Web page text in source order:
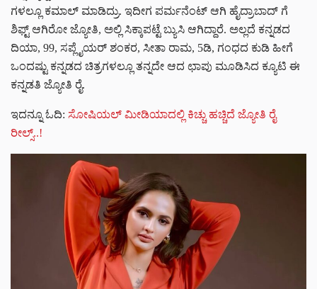
ಗಳಲ್ಲೂ ಕಮಾಲ್ ಮಾಡಿದ್ರು. ಇದೀಗ ಪರ್ಮನೆಂಟ್ ಆಗಿ ಹೈದ್ರಾಬಾದ್ ಗೆ
ಶಿಫ್ಟ್ ಆಗಿರೋ ಜ್ಯೋತಿ, ಅಲ್ಲಿ ಸಿಕ್ಕಾಪಟ್ಟೆ ಬ್ಯುಸಿ ಆಗಿದ್ದಾರೆ. ಅಲ್ಲದೆ ಕನ್ನಡದ
ದಿಯಾ, 99, ಸಪ್ಲೈಯರ್ ಶಂಕರ, ಸೀತಾ ರಾಮ, 5ಡಿ, ಗಂಧದ ಕುಡಿ ಹೀಗೆ
ಒಂದಷ್ಟು ಕನ್ನಡದ ಚಿತ್ರಗಳಲ್ಲೂ ತನ್ನದೇ ಆದ ಛಾಪು ಮೂಡಿಸಿದ ಕ್ಯೂಟಿ ಈ
ಕನ್ನಡತಿ ಜ್ಯೋತಿ ರೈ.
ಇದನ್ನೂ ಓದಿ: ಸೋಷಿಯಲ್ ಮೀಡಿಯಾದಲ್ಲಿ ಕಿಚ್ಚು ಹಚ್ಚಿದೆ ಜ್ಯೋತಿ ರೈ
ರೀಲ್ಸ್..!